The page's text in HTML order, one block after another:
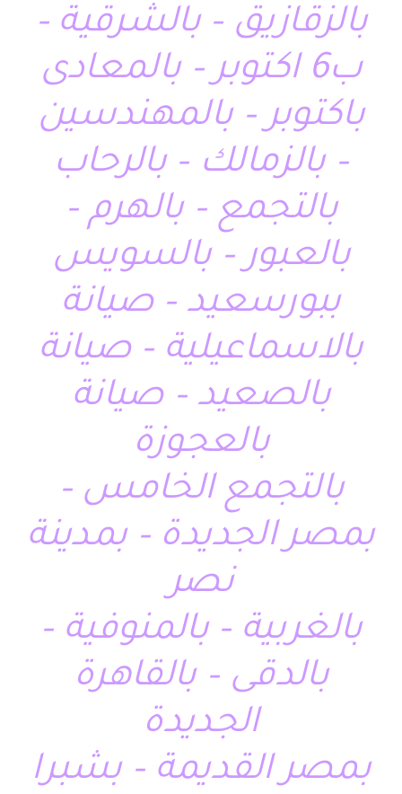
بالزقازيق – بالشرقية –
ب6 اكتوبر – بالمعادى
باكتوبر – بالمهندسين
– بالزمالك – بالرحاب
بالتجمع – بالهرم –
بالعبور – بالسويس
ببورسعيد – صيانة
بالاسماعيلية – صيانة
بالصعيد – صيانة
بالعجوزة
بالتجمع الخامس –
بمصر الجديدة – بمدينة
نصر
بالغربية – بالمنوفية –
بالدقى – بالقاهرة
الجديدة
بمصر القديمة – بشبرا